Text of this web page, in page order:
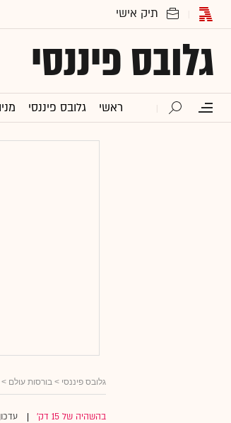
גלובס פיננסי
ראשי גלובס פיננסי
גלובס פיננסי > בורסות עולם >
בהשהיה של 15 דק'